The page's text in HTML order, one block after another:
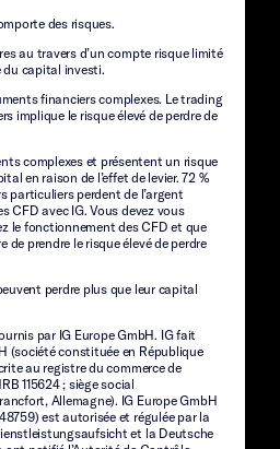
des risques.
au travers d’un compte risque limité
du capital investi.
financiers complexes. Le trading
implique le risque élevé de perdre de
complexes et présentent un risque
en raison de l’effet de levier. 72 %
particuliers perdent de l’argent
CFD avec IG. Vous devez vous
le fonctionnement des CFD et que
de prendre le risque élevé de perdre
perdre plus que leur capital
par IG Europe GmbH. IG fait
(société constituée en République
au registre du commerce de
115624 ; siège social
Allemagne). IG Europe GmbH
est autorisée et régulée par la
et la Deutsche